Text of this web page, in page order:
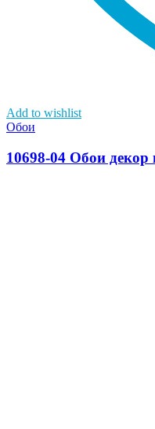
Add to wishlist
Обои
10698-04 Обои